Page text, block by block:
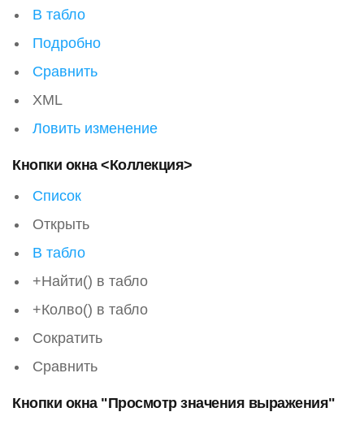
В табло
Подробно
Сравнить
XML
Ловить изменение
Кнопки окна <Коллекция>
Список
Открыть
В табло
+Найти() в табло
+Колво() в табло
Сократить
Сравнить
Кнопки окна "Просмотр значения выражения"